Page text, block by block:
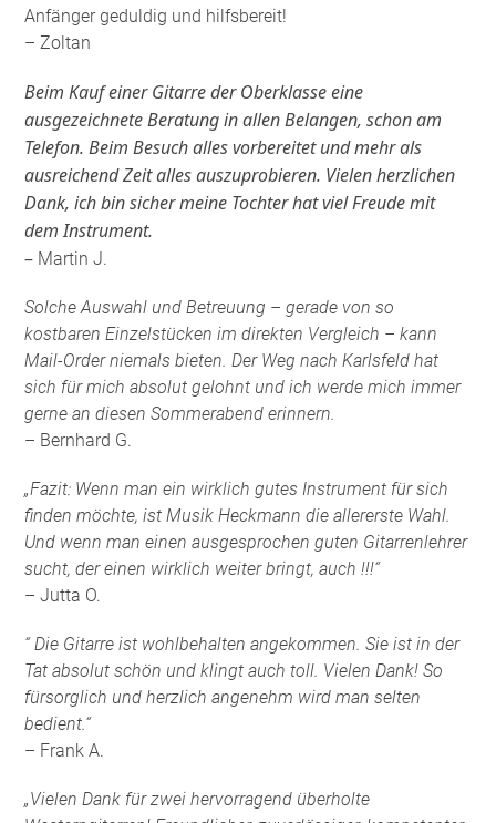
Anfänger geduldig und hilfsbereit!
– Zoltan
Beim Kauf einer Gitarre der Oberklasse eine
ausgezeichnete Beratung in allen Belangen, schon am
Telefon. Beim Besuch alles vorbereitet und mehr als
ausreichend Zeit alles auszuprobieren. Vielen herzlichen
Dank, ich bin sicher meine Tochter hat viel Freude mit
dem Instrument.
– Martin J.
Solche Auswahl und Betreuung – gerade von so
kostbaren Einzelstücken im direkten Vergleich – kann
Mail-Order niemals bieten. Der Weg nach Karlsfeld hat
sich für mich absolut gelohnt und ich werde mich immer
gerne an diesen Sommerabend erinnern.
– Bernhard G.
„Fazit: Wenn man ein wirklich gutes Instrument für sich
finden möchte, ist Musik Heckmann die allererste Wahl.
Und wenn man einen ausgesprochen guten Gitarrenlehrer
sucht, der einen wirklich weiter bringt, auch !!!“
– Jutta O.
“ Die Gitarre ist wohlbehalten angekommen. Sie ist in der
Tat absolut schön und klingt auch toll. Vielen Dank! So
fürsorglich und herzlich angenehm wird man selten
bedient.“
– Frank A.
„Vielen Dank für zwei hervorragend überholte